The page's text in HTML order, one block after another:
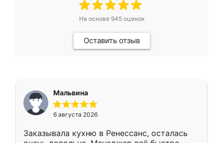
На основе 945оценок
Оставить отзыв
Мальвина
6 августа 2026
Заказывала кухню в Ренессанс, осталась